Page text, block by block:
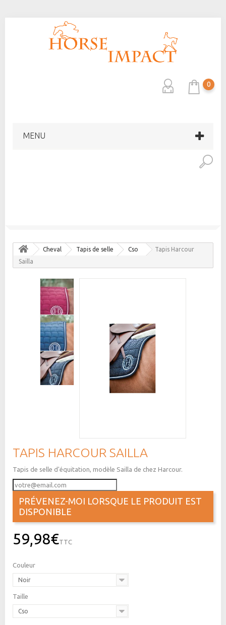
0
MENU
Cheval Tapis de selle Cso
Tapis Harcour
Sailla
TAPIS HARCOUR SAILLA
Tapis de selle d'équitation, modèle Sailla de chez Harcour.
PRÉVENEZ-MOI LORSQUE LE PRODUIT EST
DISPONIBLE
59,98€TTC
Couleur
Noir
Taille
Cso